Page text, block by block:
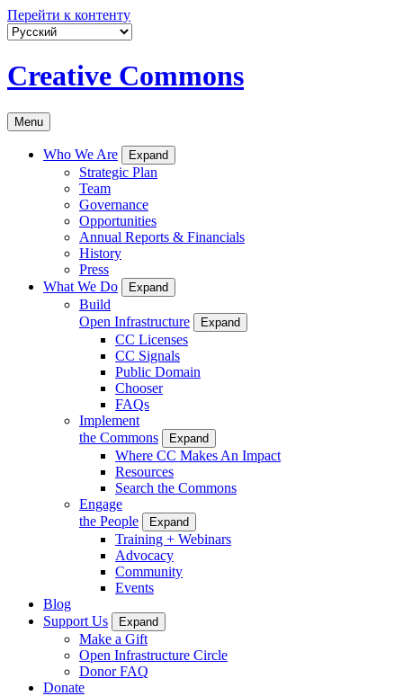
Перейти к контенту
Creative Commons
Menu
Who We Are Expand
Strategic Plan
Team
Governance
Opportunities
Annual Reports & Financials
History
Press
What We Do
Expand
Build
Open Infrastructure
Expand
CC Licenses
CC Signals
Public Domain
Chooser
FAQs
Implement
the Commons
Expand
Where CC Makes An Impact
Resources
Search the Commons
Engage
the People
Expand
Training + Webinars
Advocacy
Community
Events
Blog
Support Us
Expand
Make a Gift
Open Infrastructure Circle
Donor FAQ
Donate